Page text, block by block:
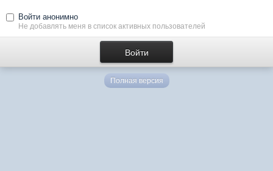
Войти анонимно
Не добавлять меня в список активных пользователей
Полная версия